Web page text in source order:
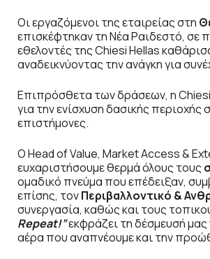
Οι εργαζόμενοι της εταιρείας στη
επισκέφτηκαν τη Νέα Ραιδεστό, σε
εθελοντές της Chiesi Hellas
αναδεικνύοντας την ανάγκη για
Επιπρόσθετα των δράσεων, η
για την ενίσχυση δασικής
επιστήμονες.
Ο Head of Value, Market Access &
ευχαριστήσουμε θερμά όλους τους
ομαδικό πνεύμα που επέδειξαν,
επίσης, τονΠεριβαλλοντικό &
συνεργασία, καθώς και τους
Repeat!”εκφράζει τη δέσμευσή
αέρα που αναπνέουμε και την